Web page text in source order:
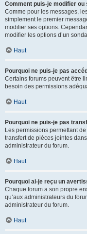
Comment puis-je modifier ou
Comme pour les messages,
simplement le premier
modifier ses options.
modifier les options d’un
Haut
Pourquoi ne puis-je pas
Certains forums peuvent être
besoin des permissions
Haut
Pourquoi ne puis-je pas
Les permissions permettant
transfert de pièces jointes
administrateur du forum.
Haut
Pourquoi ai-je reçu un
Chaque forum a son propre
qu’aux administrateurs du
administrateur du forum.
Haut